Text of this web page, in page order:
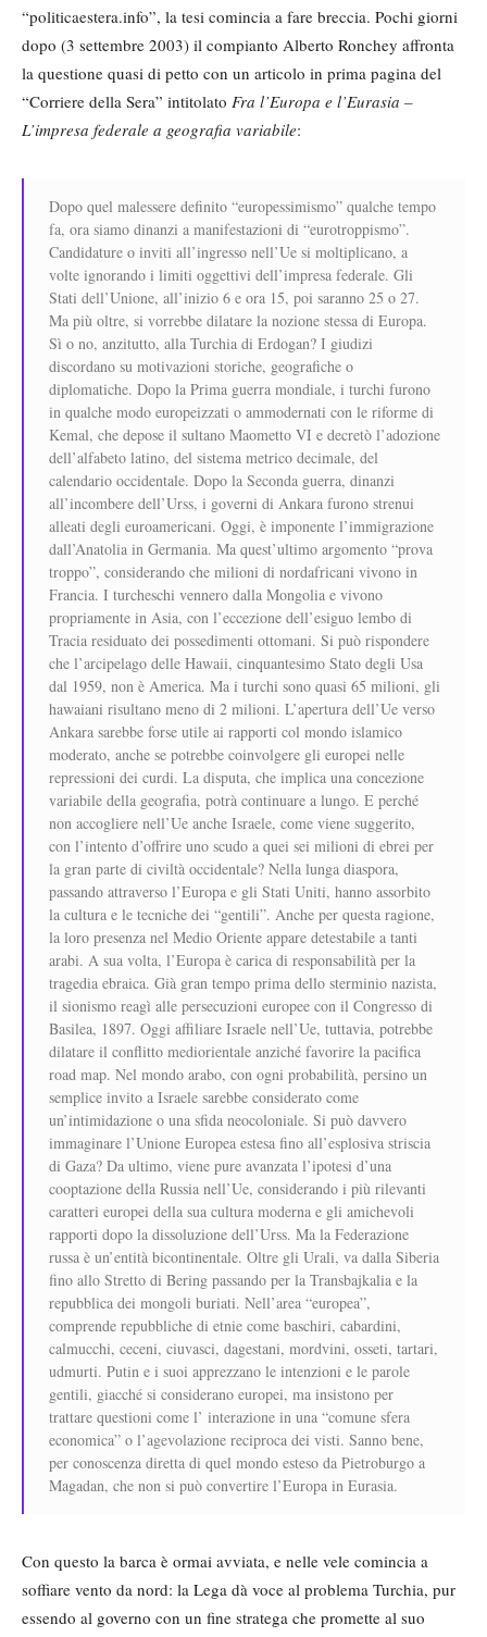
“politicaestera.info”, la tesi comincia a fare breccia. Pochi giorni
dopo (3 settembre 2003) il compianto Alberto Ronchey affronta
la questione quasi di petto con un articolo in prima pagina del
“Corriere della Sera” intitolato Fra l’Europa e l’Eurasia –
L’impresa federale a geografia variabile:
Dopo quel malessere definito “europessimismo” qualche tempo
fa, ora siamo dinanzi a manifestazioni di “eurotroppismo”.
Candidature o inviti all’ingresso nell’Ue si moltiplicano, a
volte ignorando i limiti oggettivi dell’impresa federale. Gli
Stati dell’Unione, all’inizio 6 e ora 15, poi saranno 25 o 27.
Ma più oltre, si vorrebbe dilatare la nozione stessa di Europa.
Sì o no, anzitutto, alla Turchia di Erdogan? I giudizi
discordano su motivazioni storiche, geografiche o
diplomatiche. Dopo la Prima guerra mondiale, i turchi furono
in qualche modo europeizzati o ammodernati con le riforme di
Kemal, che depose il sultano Maometto VI e decretò l’adozione
dell’alfabeto latino, del sistema metrico decimale, del
calendario occidentale. Dopo la Seconda guerra, dinanzi
all’incombere dell’Urss, i governi di Ankara furono strenui
alleati degli euroamericani. Oggi, è imponente l’immigrazione
dall’Anatolia in Germania. Ma quest’ultimo argomento “prova
troppo”, considerando che milioni di nordafricani vivono in
Francia. I turcheschi vennero dalla Mongolia e vivono
propriamente in Asia, con l’eccezione dell’esiguo lembo di
Tracia residuato dei possedimenti ottomani. Si può rispondere
che l’arcipelago delle Hawaii, cinquantesimo Stato degli Usa
dal 1959, non è America. Ma i turchi sono quasi 65 milioni, gli
hawaiani risultano meno di 2 milioni. L’apertura dell’Ue verso
Ankara sarebbe forse utile ai rapporti col mondo islamico
moderato, anche se potrebbe coinvolgere gli europei nelle
repressioni dei curdi. La disputa, che implica una concezione
variabile della geografia, potrà continuare a lungo. E perché
non accogliere nell’Ue anche Israele, come viene suggerito,
con l’intento d’offrire uno scudo a quei sei milioni di ebrei per
la gran parte di civiltà occidentale? Nella lunga diaspora,
passando attraverso l’Europa e gli Stati Uniti, hanno assorbito
la cultura e le tecniche dei “gentili”. Anche per questa ragione,
la loro presenza nel Medio Oriente appare detestabile a tanti
arabi. A sua volta, l’Europa è carica di responsabilità per la
tragedia ebraica. Già gran tempo prima dello sterminio nazista,
il sionismo reagì alle persecuzioni europee con il Congresso di
Basilea, 1897. Oggi affiliare Israele nell’Ue, tuttavia, potrebbe
dilatare il conflitto mediorientale anziché favorire la pacifica
road map. Nel mondo arabo, con ogni probabilità, persino un
semplice invito a Israele sarebbe considerato come
un’intimidazione o una sfida neocoloniale. Si può davvero
immaginare l’Unione Europea estesa fino all’esplosiva striscia
di Gaza? Da ultimo, viene pure avanzata l’ipotesi d’una
cooptazione della Russia nell’Ue, considerando i più rilevanti
caratteri europei della sua cultura moderna e gli amichevoli
rapporti dopo la dissoluzione dell’Urss. Ma la Federazione
russa è un’entità bicontinentale. Oltre gli Urali, va dalla Siberia
fino allo Stretto di Bering passando per la Transbajkalia e la
repubblica dei mongoli buriati. Nell’area “europea”,
comprende repubbliche di etnie come baschiri, cabardini,
calmucchi, ceceni, ciuvasci, dagestani, mordvini, osseti, tartari,
udmurti. Putin e i suoi apprezzano le intenzioni e le parole
gentili, giacché si considerano europei, ma insistono per
trattare questioni come l’ interazione in una “comune sfera
economica” o l’agevolazione reciproca dei visti. Sanno bene,
per conoscenza diretta di quel mondo esteso da Pietroburgo a
Magadan, che non si può convertire l’Europa in Eurasia.
Con questo la barca è ormai avviata, e nelle vele comincia a
soffiare vento da nord: la Lega dà voce al problema Turchia, pur
essendo al governo con un fine stratega che promette al suo